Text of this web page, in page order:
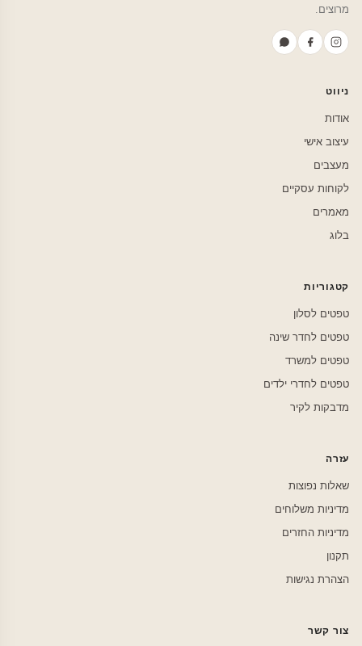
מרוצים.
ניווט
אודות
עיצוב אישי
מעצבים
לקוחות עסקיים
מאמרים
בלוג
קטגוריות
טפטים לסלון
טפטים לחדר שינה
טפטים למשרד
טפטים לחדרי ילדים
מדבקות לקיר
עזרה
שאלות נפוצות
מדיניות משלוחים
מדיניות החזרים
תקנון
הצהרת נגישות
צור קשר